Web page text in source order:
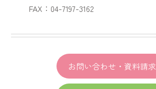
FAX：04-7197-3162
お問い合わせ・資料請求